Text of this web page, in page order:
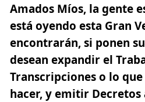
Amados Míos, la gente
está oyendo esta Gran
encontrarán, si ponen
desean expandir el
Transcripciones o lo que
hacer, y emitir Decretos